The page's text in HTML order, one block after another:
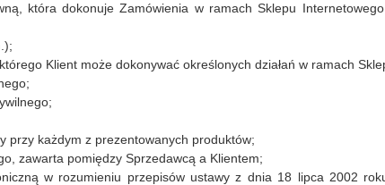
która dokonuje Zamówienia w ramach Sklepu
Klient może dokonywać określonych działań w ramach
przy każdym z prezentowanych produktów;
zawarta pomiędzy Sprzedawcą a Klientem;
w rozumieniu przepisów ustawy z dnia 18 lipca 2002